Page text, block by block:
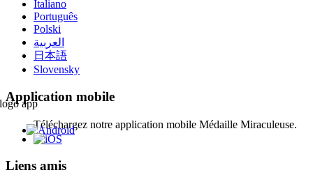
Italiano
Português
Polski
العربية
日本語
Slovensky
Application mobile
Téléchargez notre application mobile Médaille Miraculeuse.
Liens amis